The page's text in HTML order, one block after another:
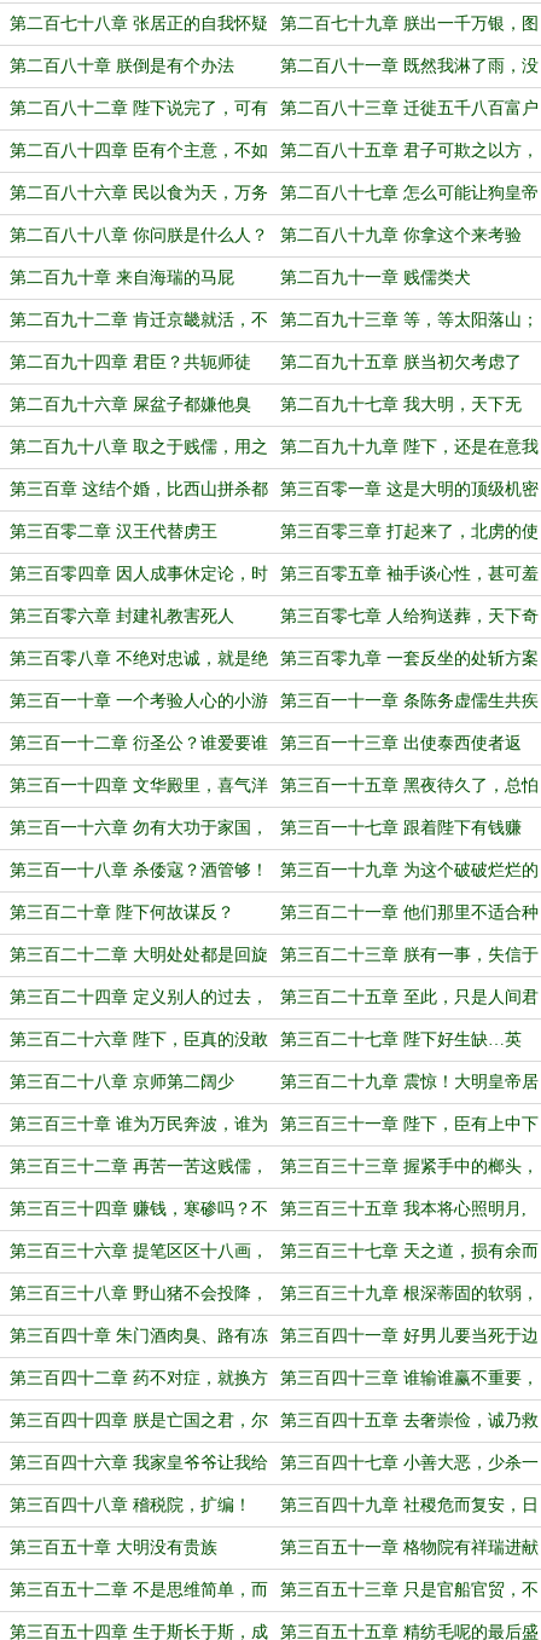
币才是
第二百七十八章 张居正的自我怀疑 第二百七十九章 朕出一千万银，图
谋世界之路
第二百八十章 朕倒是有个办法 第二百八十一章 既然我淋了雨，没
道理让你还举着伞
第二百八十二章 陛下说完了，可有
人有异议？
第二百八十三章 迁徙五千八百富户
至辽东充边
第二百八十四章 臣有个主意，不如
让他们交钱
第二百八十五章 君子可欺之以方，
难罔以非其道
第二百八十六章 民以食为天，万务
民为首
第二百八十七章 怎么可能让狗皇帝
顺意！
第二百八十八章 你问朕是什么人？
朕的名字不可探闻
第二百八十九章 你拿这个来考验
朕，朕怎么可能经受得住考验？
第二百九十章 来自海瑞的马屁 第二百九十一章 贱儒类犬
第二百九十二章 肯迁京畿就活，不
迁就死
第二百九十三章 等，等太阳落山；
等，等天下有变
第二百九十四章 君臣？共轭师徒 第二百九十五章 朕当初欠考虑了
第二百九十六章 屎盆子都嫌他臭 第二百九十七章 我大明，天下无
敌！
第二百九十八章 取之于贱儒，用之
于贱儒
第二百九十九章 陛下，还是在意我
的
第三百章 这结个婚，比西山拼杀都
累！
第三百零一章 这是大明的顶级机密
第三百零二章 汉王代替虏王 第三百零三章 打起来了，北虏的使
团打起来了！
第三百零四章 因人成事休定论，时
运相逆人离群
第三百零五章 袖手谈心性，甚可羞
妇人态
第三百零六章 封建礼教害死人 第三百零七章 人给狗送葬，天下奇
闻！
第三百零八章 不绝对忠诚，就是绝
对的不忠诚
第三百零九章 一套反坐的处斩方案
第三百一十章 一个考验人心的小游
戏
第三百一十一章 条陈务虚儒生共疾
疏
第三百一十二章 衍圣公？谁爱要谁
要，我们南宗不要！
第三百一十三章 出使泰西使者返
京，只带了一堆的书
第三百一十四章 文华殿里，喜气洋
洋
第三百一十五章 黑夜待久了，总怕
太阳不会升起
第三百一十六章 勿有大功于家国，
但求小恩于君王
第三百一十七章 跟着陛下有钱赚
第三百一十八章 杀倭寇？酒管够！ 第三百一十九章 为这个破破烂烂的
世界缝缝补补
第三百二十章 陛下何故谋反？ 第三百二十一章 他们那里不适合种
地
第三百二十二章 大明处处都是回旋
镖
第三百二十三章 朕有一事，失信于
天下
第三百二十四章 定义别人的过去，
就是定义他们的未来
第三百二十五章 至此，只是人间君
王
第三百二十六章 陛下，臣真的没敢
多拿一厘钱！
第三百二十七章 陛下好生缺…英
明！
第三百二十八章 京师第二阔少 第三百二十九章 震惊！大明皇帝居
然爆金币了！
第三百三十章 谁为万民奔波，谁为
万民之王
第三百三十一章 陛下，臣有上中下
三策
第三百三十二章 再苦一苦这贱儒，
骂名张居正来担
第三百三十三章 握紧手中的榔头，
敲碎他们的脑袋
第三百三十四章 赚钱，寒碜吗？不
寒碜
第三百三十五章 我本将心照明月,
无奈明月照沟渠
第三百三十六章 提笔区区十八画，
道尽人间万般苦
第三百三十七章 天之道，损有余而
补不足
第三百三十八章 野山猪不会投降，
但是人会
第三百三十九章 根深蒂固的软弱，
习以为常的妥协
第三百四十章 朱门酒肉臭、路有冻
死骨
第三百四十一章 好男儿要当死于边
野，以马革裹尸还葬耳！
第三百四十二章 药不对症，就换方
子
第三百四十三章 谁输谁赢不重要，
打的好看就行
第三百四十四章 朕是亡国之君，尔
臣非亡国之臣？
第三百四十五章 去奢崇俭，诚乃救
时要务
第三百四十六章 我家皇爷爷让我给
你带句话
第三百四十七章 小善大恶，少杀一
人，而多害千万人也
第三百四十八章 稽税院，扩编！ 第三百四十九章 社稷危而复安，日
月幽而复明
第三百五十章 大明没有贵族 第三百五十一章 格物院有祥瑞进献
第三百五十二章 不是思维简单，而
是这样做效率最高
第三百五十三章 只是官船官贸，不
敢妄称再下西洋
第三百五十四章 生于斯长于斯，成 第三百五十五章 精纺毛呢的最后盛